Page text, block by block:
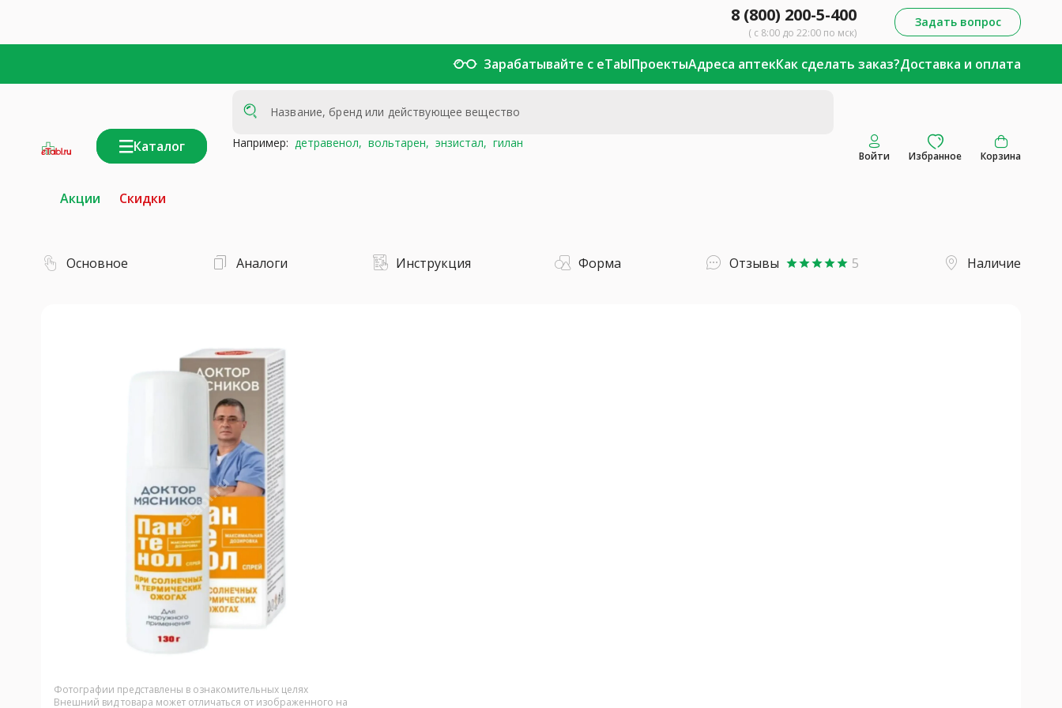
8 (800) 200-5-400
( с 8:00 до 22:00 по мск)
Задать вопрос
Зарабатывайте с eTablПроектыАдреса аптекКак сделать заказ?Доставка и оплата
Каталог Например: детравенол, вольтарен, энзистал, гилан
Войти Избранное Корзина
Акции Скидки
Основное Аналоги Инструкция Форма Отзывы starstarstarstarstar 5 Наличие
Фотографии представлены в ознакомительных целях
Внешний вид товара может отличаться от изображенного на